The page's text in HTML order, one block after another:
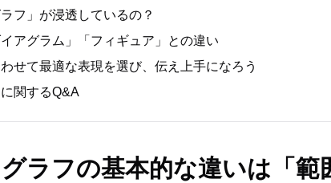
フ」が浸透しているの？
アグラム」「フィギュア」との違い
せて最適な表現を選び、伝え上手になろう
関するQ&A
ラフの基本的な違いは「範